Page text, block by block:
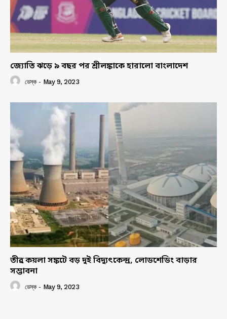
জ্যোতি ঝড়ে ৯ বছর পর শ্রীলঙ্কাকে হারালো বাংলাদেশ
ডেস্ক - May 9, 2023
তীব্র কয়লা সঙ্কটে বড় দুই বিদ্যুৎকেন্দ্র, লোডশেডিং বাড়ার
সম্ভাবনা
ডেস্ক - May 9, 2023